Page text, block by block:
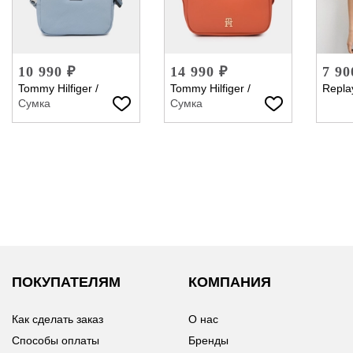
10 990 ₽
Tommy Hilfiger /
Сумка
14 990 ₽
Tommy Hilfiger /
Сумка
7
ПОКУПАТЕЛЯМ
Как сделать заказ
Способы оплаты
КОМПАНИЯ
О нас
Бренды